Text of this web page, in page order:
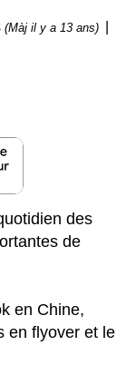
(Màj il y a 13 ans)
des
de
en Chine,
en flyover et le